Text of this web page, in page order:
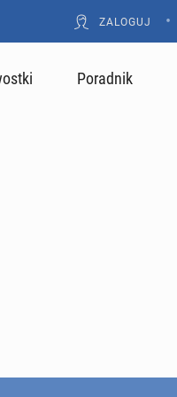
ZALOGUJ •
Poradnik